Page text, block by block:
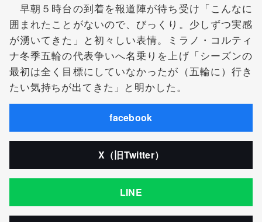
早朝５時台の到着を報道陣が待ち受け「こんなに
囲まれたことがないので、びっくり。少しずつ実感
が湧いてきた」と初々しい表情。ミラノ・コルティ
ナ冬季五輪の代表争いへ名乗りを上げ「シーズンの
最初は全く目標にしていなかったが（五輪に）行き
たい気持ちが出てきた」と明かした。
facebook
X（旧Twitter）
LINE